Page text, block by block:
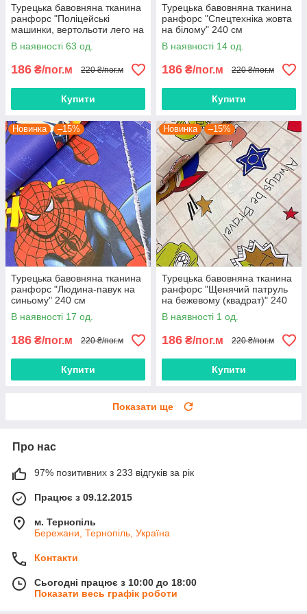
Турецька бавовняна тканина
ранфорс "Поліцейські
машинки, вертольоти лего на
джинсовому" 240 см
В наявності 63 од.
186 ₴/пог.м 220 ₴/пог.м
Купити
Турецька бавовняна тканина
ранфорс "Спецтехніка жовта
на білому" 240 см
В наявності 14 од.
186 ₴/пог.м 220 ₴/пог.м
Купити
Новинка –15%
Турецька бавовняна тканина
ранфорс "Людина-павук на
синьому" 240 см
В наявності 17 од.
186 ₴/пог.м 220 ₴/пог.м
Купити
Новинка –15%
Турецька бавовняна тканина
ранфорс "Щенячий патруль
на бежевому (квадрат)" 240
см
В наявності 1 од.
186 ₴/пог.м 220 ₴/пог.м
Купити
Показати ще
Про нас
97% позитивних з 233 відгуків за рік
Працює з 09.12.2015
м. Тернопіль
Бережани, Тернопіль, Україна
Контакти
Сьогодні працює з 10:00 до 18:00
Показати весь графік роботи